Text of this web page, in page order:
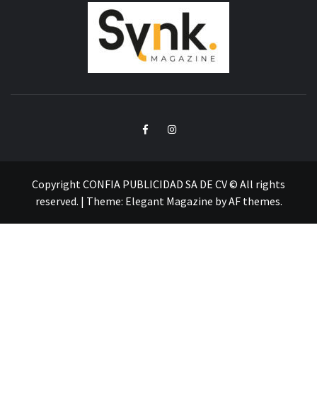
FacebookInstagram
Copyright CONFIA PUBLICIDAD SA DE CV © All rights
reserved. | Theme: Elegant Magazine byAF themes.